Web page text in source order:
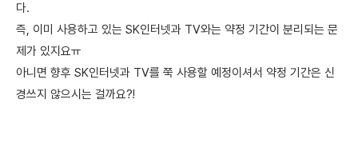
다.
즉, 이미 사용하고 있는 SK인터넷과 TV와는 약정 기간이 분리되는 문
제가 있지요ㅠ
아니면 향후 SK인터넷과 TV를 쭉 사용할 예정이셔서 약정 기간은 신
경쓰지 않으시는 걸까요?!